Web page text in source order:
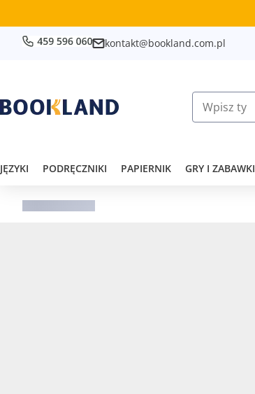
kontakt@bookland.com.pl
JĘZYKI PODRĘCZNIKI PAPIERNIK GRY I ZABAWKI